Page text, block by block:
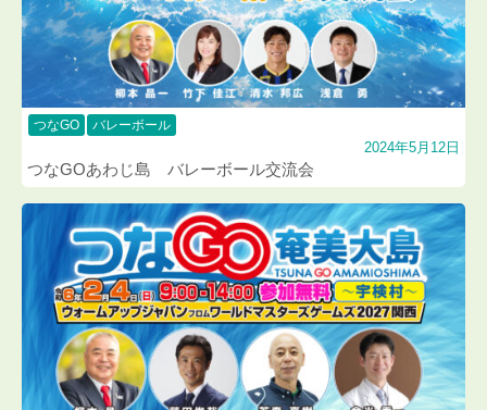
つなGO バレーボール
2024年5月12日
つなGOあわじ島 バレーボール交流会